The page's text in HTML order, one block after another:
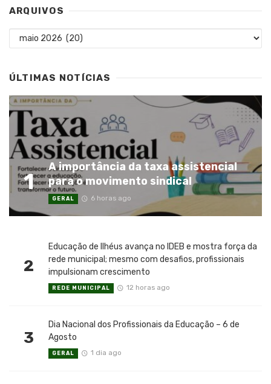
ARQUIVOS
Arquivos
ÚLTIMAS NOTÍCIAS
1
A importância da taxa assistencial
para o movimento sindical
GERAL 6 horas ago
2
Educação de Ilhéus avança no IDEB e mostra força da
rede municipal; mesmo com desafios, profissionais
impulsionam crescimento
REDE MUNICIPAL 12 horas ago
3
Dia Nacional dos Profissionais da Educação – 6 de
Agosto
GERAL 1 dia ago